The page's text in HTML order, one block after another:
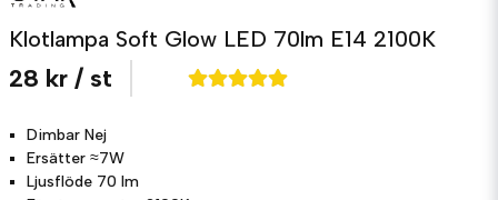
Klotlampa Soft Glow LED 70lm E14 2100K
28 kr / st
Dimbar Nej
Ersätter ≈7W
Ljusflöde 70 lm